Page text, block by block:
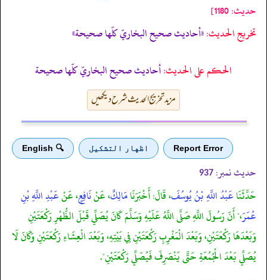
حدیث: 1180]
تخریج الحدیث:«أحاديث صحيح البخاريّ كلّها صحيحة»
الحكم على الحديث:أحاديث صحيح البخاريّ كلّها صحيحة
مزید تخریج الحدیث شرح دیکھیں
Report Error اظهار التشكيل 🔍 English
حدیث نمبر: 937
حَدَّثَنَاعَبْدُ اللَّهِ بْنُ يُوسُفَ، قَالَ: أَخْبَرَنَامَالِكٌ، عَنْنَافِعٍ، عَنْعَبْدِ اللَّهِ بْنِ
عُمَرَ،" أَنّ رَسُولَ اللَّهِ صَلَّى اللَّهُ عَلَيْهِ وَسَلَّمَ كَانَ يُصَلِّي قَبْلَ الظُّهْرِ رَكْعَتَيْنِ
وَبَعْدَهَا رَكْعَتَيْنِ، وَبَعْدَ الْمَغْرِبِ رَكْعَتَيْنِ فِي بَيْتِهِ، وَبَعْدَ الْعِشَاءِ رَكْعَتَيْنِ وَكَانَ لَا
يُصَلِّي بَعْدَ الْجُمُعَةِ حَتَّى يَنْصَرِفَ فَيُصَلِّي رَكْعَتَيْنِ".